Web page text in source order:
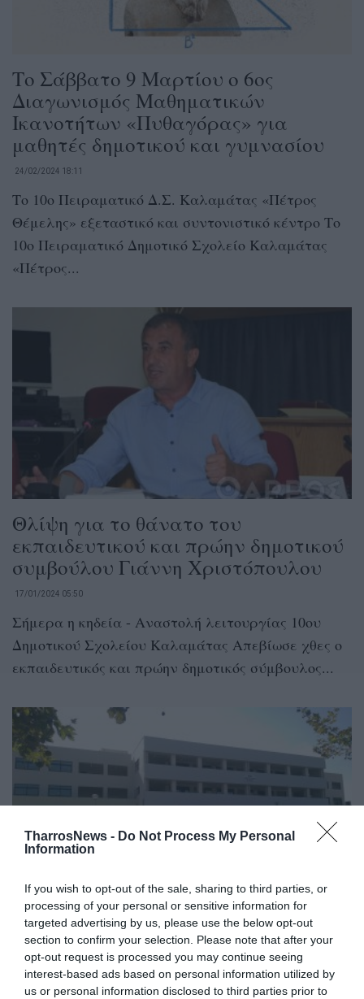
TharrosNews - Do Not Process My Personal
Information
If you wish to opt-out of the sale, sharing to third parties, or
processing of your personal or sensitive information for
targeted advertising by us, please use the below opt-out
section to confirm your selection. Please note that after your
opt-out request is processed you may continue seeing
interest-based ads based on personal information utilized by
us or personal information disclosed to third parties prior to
Το Σάββατο 9 Μαρτίου ο 6ος
Διαγωνισμός Μαθηματικών
Ικανοτήτων «Πυθαγόρας» για
μαθητές δημοτικού και γυμνασίου
24/02/2024 18:11
Το 10ο Πειραματικό Δ.Σ. Καλαμάτας «Πέτρος
Θέμελης» εξεταστικό και συντονιστικό κέντρο Το
10ο Πειραματικό Δημοτικό Σχολείο Καλαμάτας
«Πέτρος...
Θλίψη για το θάνατο του
εκπαιδευτικού και πρώην δημοτικού
συμβούλου Γιάννη Χριστόπουλου
17/01/2024 05:50
Σήμερα η κηδεία - Αναστολή λειτουργίας 10ου
Δημοτικού Σχολείου Καλαμάτας Απεβίωσε χθες ο
εκπαιδευτικός και πρώην δημοτικός σύμβουλος...
10ο Πειραματικό Δημοτικό Σχολείο
Καλαμάτας: Μετονομάστηκε προς
τιμήν του Πέτρου Θέμελη
22/12/2023 17:04